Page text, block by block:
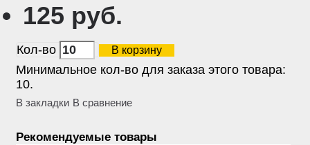
125 руб.
Кол-во В корзину
Минимальное кол-во для заказа этого товара:
10.
В закладки В сравнение
Рекомендуемые товары